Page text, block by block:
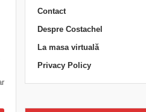
Contact
Despre Costachel
La masa virtuală
Privacy Policy